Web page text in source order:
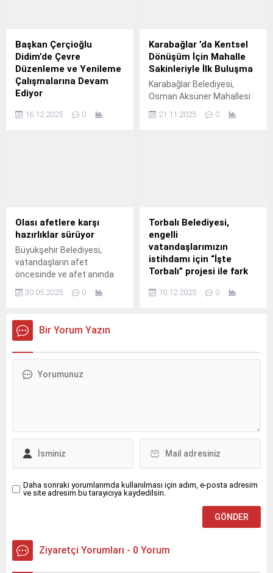
Başkan Çerçioğlu
Didim’de Çevre
Düzenleme ve Yenileme
Çalışmalarına Devam
Ediyor
Belediyesi, kentin dört bir
16.12.2025 0
Karabağlar ’da Kentsel
Dönüşüm İçin Mahalle
Sakinleriyle İlk Buluşma
Karabağlar Belediyesi,
Osman Aksüner Mahallesi
21.11.2025 0
Olası afetlere karşı
hazırlıklar sürüyor
Büyükşehir Belediyesi,
vatandaşların afet
öncesinde ve afet anında
önlemler, afet sonrasında
müdahaleler ve doğru
davranış şekilleri hakkındaki
30.05.2025 0
Torbalı Belediyesi,
engelli
vatandaşlarımızın
istihdamı için “İşte
Torbalı” projesi ile fark
Torbalı Belediyesi, “İşte
10.12.2025 0
Bir Yorum Yazın
Daha sonraki yorumlarımda kullanılması için adım, e-posta adresim
ve site adresim bu tarayıcıya kaydedilsin.
Ziyaretçi Yorumları - 0 Yorum